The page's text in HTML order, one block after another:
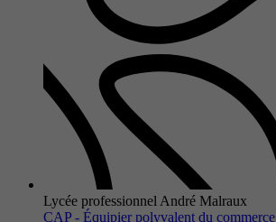
Lycée professionnel André Malraux
CAP - Équipier polyvalent du commerce